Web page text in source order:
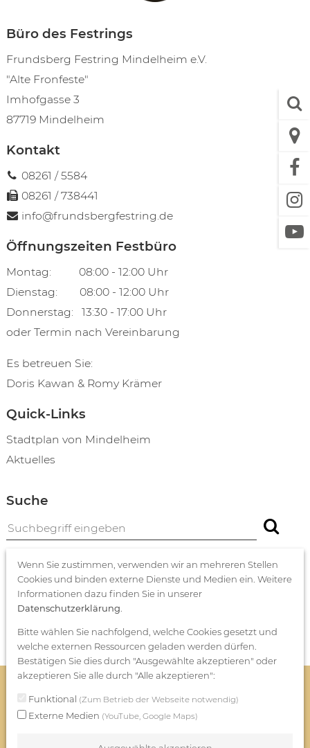
Büro des Festrings
Frundsberg Festring Mindelheim e.V.
"Alte Fronfeste"
Imhofgasse 3
87719 Mindelheim
Kontakt
08261 / 5584
08261 / 738441
info@frundsbergfestring.de
Öffnungszeiten Festbüro
Montag: 08:00 - 12:00 Uhr
Dienstag: 08:00 - 12:00 Uhr
Donnerstag: 13:30 - 17:00 Uhr
oder Termin nach Vereinbarung
Es betreuen Sie:
Doris Kawan & Romy Krämer
Quick-Links
Stadtplan von Mindelheim
Aktuelles
Suche
Medien
Bildergalerien
Videos
Publikationen
Datenschutzeinstellungen
Wenn Sie zustimmen, verwenden wir an mehreren Stellen
Cookies und binden externe Dienste und Medien ein. Weitere
Informationen dazu finden Sie in unserer
Datenschutzerklärung.
Bitte wählen Sie nachfolgend, welche Cookies gesetzt und
welche externen Ressourcen geladen werden dürfen.
Bestätigen Sie dies durch "Ausgewählte akzeptieren" oder
akzeptieren Sie alle durch "Alle akzeptieren":
Funktional (Zum Betrieb der Webseite notwendig)
Externe Medien (YouTube, Google Maps)